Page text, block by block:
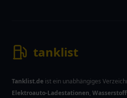
tanklist
Tanklist.de ist ein unabhängiges
Elektroauto-Ladestationen,